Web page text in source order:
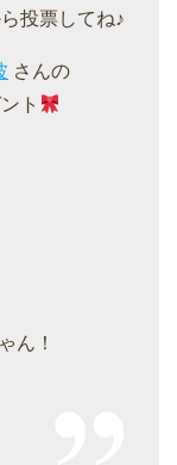
投票してね♪
さんの
ト
ん！